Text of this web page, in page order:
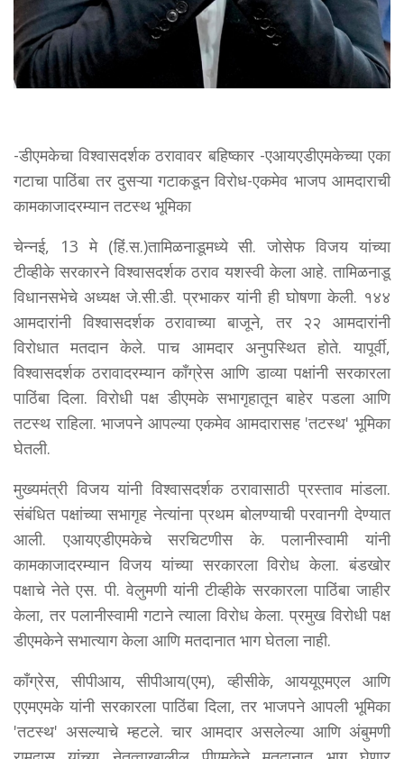
-डीएमकेचा विश्वासदर्शक ठरावावर बहिष्कार -एआयएडीएमकेच्या एका
गटाचा पाठिंबा तर दुसऱ्या गटाकडून विरोध-एकमेव भाजप आमदाराची
कामकाजादरम्यान तटस्थ भूमिका
चेन्नई, 13 मे (हिं.स.)तामिळनाडूमध्ये सी. जोसेफ विजय यांच्या
टीव्हीके सरकारने विश्वासदर्शक ठराव यशस्वी केला आहे. तामिळनाडू
विधानसभेचे अध्यक्ष जे.सी.डी. प्रभाकर यांनी ही घोषणा केली. १४४
आमदारांनी विश्वासदर्शक ठरावाच्या बाजूने, तर २२ आमदारांनी
विरोधात मतदान केले. पाच आमदार अनुपस्थित होते. यापूर्वी,
विश्वासदर्शक ठरावादरम्यान काँग्रेस आणि डाव्या पक्षांनी सरकारला
पाठिंबा दिला. विरोधी पक्ष डीएमके सभागृहातून बाहेर पडला आणि
तटस्थ राहिला. भाजपने आपल्या एकमेव आमदारासह 'तटस्थ' भूमिका
घेतली.
मुख्यमंत्री विजय यांनी विश्वासदर्शक ठरावासाठी प्रस्ताव मांडला.
संबंधित पक्षांच्या सभागृह नेत्यांना प्रथम बोलण्याची परवानगी देण्यात
आली. एआयएडीएमकेचे सरचिटणीस के. पलानीस्वामी यांनी
कामकाजादरम्यान विजय यांच्या सरकारला विरोध केला. बंडखोर
पक्षाचे नेते एस. पी. वेलुमणी यांनी टीव्हीके सरकारला पाठिंबा जाहीर
केला, तर पलानीस्वामी गटाने त्याला विरोध केला. प्रमुख विरोधी पक्ष
डीएमकेने सभात्याग केला आणि मतदानात भाग घेतला नाही.
काँग्रेस, सीपीआय, सीपीआय(एम), व्हीसीके, आययूएमएल आणि
एएमएमके यांनी सरकारला पाठिंबा दिला, तर भाजपने आपली भूमिका
'तटस्थ' असल्याचे म्हटले. चार आमदार असलेल्या आणि अंबुमणी